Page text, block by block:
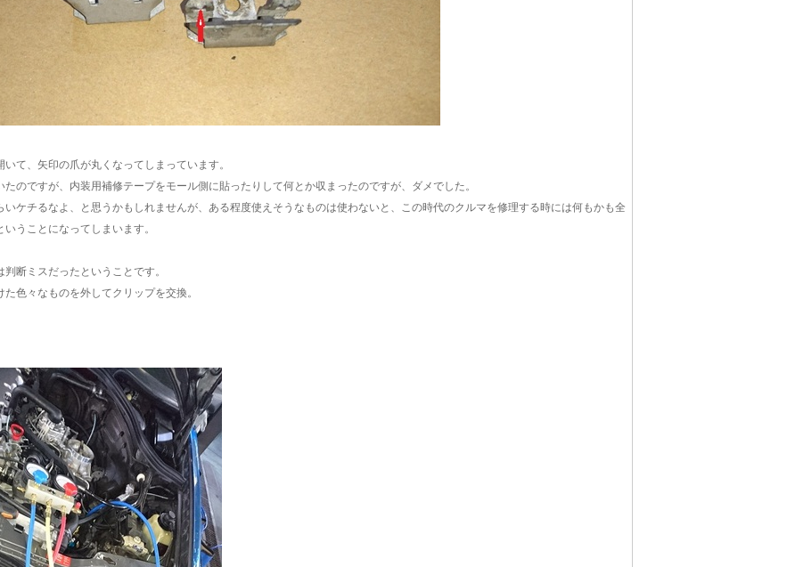
いて、矢印の爪が丸くなってしまっています。
たのですが、内装用補修テープをモール側に貼ったりして何とか収まったのですが、ダメでした。
いケチるなよ、と思うかもしれませんが、ある程度使えそうなものは使わないと、この時代のクルマを修理する時には何もかも全
いうことになってしまいます。
判断ミスだったということです。
た色々なものを外してクリップを交換。